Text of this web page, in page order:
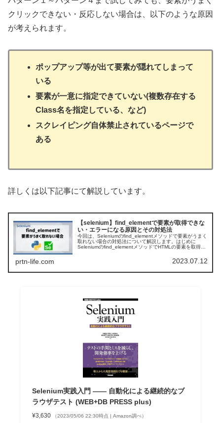
クリックできない・反応しない場合は、以下のような原因
が考えられます。
ポップアップ等が出て要素が隠れてしまって
いる
要素が一意に指定できていない(複数存在する
Class名を指定している、など)
スクレイピング自体禁止されているページで
ある
詳しくは以下記事にて解説しています。
【selenium】find_elementで要素が取得できな
い・エラーになる原因とその対処法
今回は、Seleniumのfind_elementメソッドで要素がうまく
取れない場合の対処法について解説します。はじめに
Seleniumのfind_elementメソッドでHTMLの要素を取得し
prtn-life.com 2023.07.12
Selenium実践入門 ―― 自動化による継続的なブ
ラウザテスト (WEB+DB PRESS plus)
¥3,630 （2023/05/06 22:30時点 | Amazon調べ）